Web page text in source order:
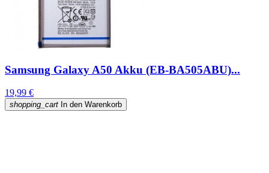
Samsung Galaxy A50 Akku (EB-BA505ABU)...
19,99 €
shopping_cart In den Warenkorb